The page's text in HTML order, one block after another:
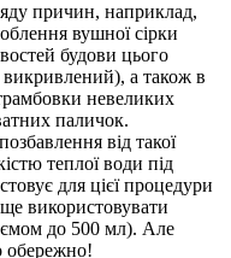
причин, наприклад,
вушної сірки
будови цього
викривлений), а також в
невеликих
паличок.
від такої
теплої води під
для цієї процедури
використовувати
до 500 мл). Але
обережно!